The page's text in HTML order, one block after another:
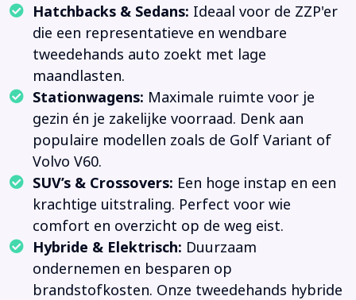
Hatchbacks & Sedans: Ideaal voor de ZZP'er
die een representatieve en wendbare
tweedehands auto zoekt met lage
maandlasten.
Stationwagens: Maximale ruimte voor je
gezin én je zakelijke voorraad. Denk aan
populaire modellen zoals de Golf Variant of
Volvo V60.
SUV’s & Crossovers: Een hoge instap en een
krachtige uitstraling. Perfect voor wie
comfort en overzicht op de weg eist.
Hybride & Elektrisch: Duurzaam
ondernemen en besparen op
brandstofkosten. Onze tweedehands hybride